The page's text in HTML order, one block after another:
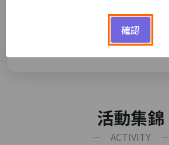
活動集錦
－ ACTIVITY －
確認